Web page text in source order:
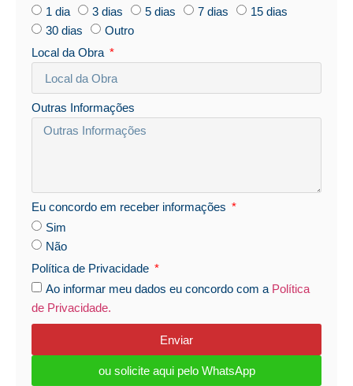
1 dia
3 dias 5 dias 7 dias
15 dias
30 dias
Outro
Local da Obra
Outras Informações
Eu concordo em receber informações
Sim
Não
Política de Privacidade
Ao informar meu dados eu concordo com a Política
de Privacidade.
Enviar
ou solicite aqui pelo WhatsApp